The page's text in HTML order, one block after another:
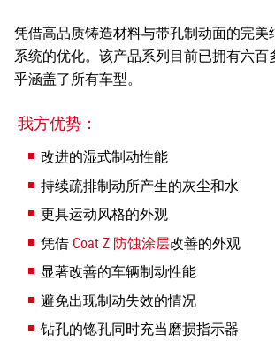
凭借高品质铸造材料与带孔制动面的完美
系统的优化。该产品系列目前已拥有六百
乎涵盖了所有车型。
我方优势：
改进的湿式制动性能
持续疏排制动所产生的灰尘和水
更具运动风格的外观
凭借 Coat Z 防蚀涂层改善的外观
显著改善的车辆制动性能
避免出现制动失效的情况
钻孔的锪孔同时充当磨损指示器